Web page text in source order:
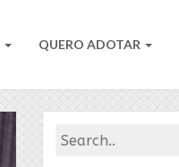
QUERO ADOTAR